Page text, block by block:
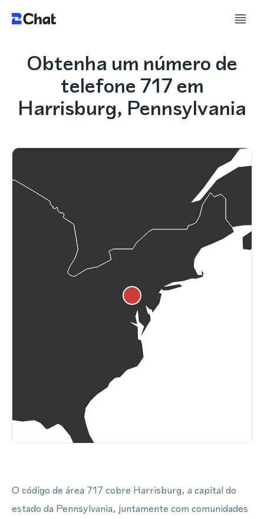
Obtenha um número de
telefone 717 em
Harrisburg, Pennsylvania
O código de área 717 cobre Harrisburg, a capital do
estado da Pennsylvania, juntamente com comunidades